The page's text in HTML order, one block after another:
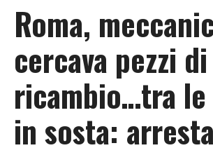
Roma,
cercava pezzi di
ricambio…tra
in sosta: